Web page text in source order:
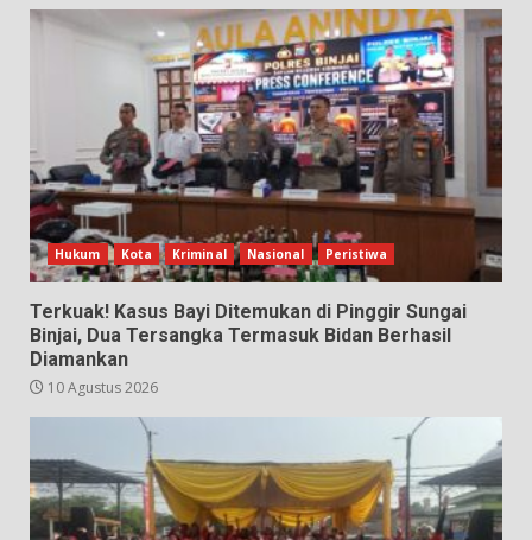
Hukum Kota Kriminal Nasional Peristiwa
Terkuak! Kasus Bayi Ditemukan di Pinggir Sungai
Binjai, Dua Tersangka Termasuk Bidan Berhasil
Diamankan
10 Agustus 2026